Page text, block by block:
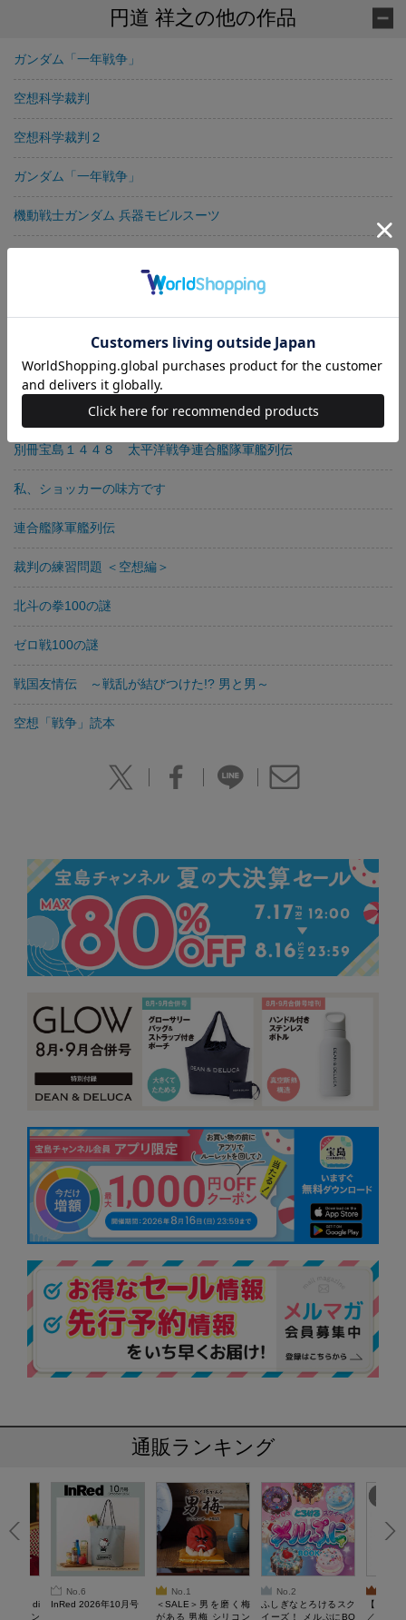
円道 祥之の他の作品
ガンダム「一年戦争」
空想科学裁判
空想科学裁判２
ガンダム「一年戦争」
機動戦士ガンダム 兵器モビルスーツ
栄光の日露戦争
最強感動本！ 北斗の拳１００の謎
別冊宝島１４４８ 太平洋戦争連合艦隊軍艦列伝
私、ショッカーの味方です
連合艦隊軍艦列伝
裁判の練習問題 ＜空想編＞
北斗の拳100の謎
ゼロ戦100の謎
戦国友情伝 ～戦乱が結びつけた!? 男と男～
空想「戦争」読本
通販ランキング
di
ティン
No.6
InRed 2026年10月号
No.1
＜SALE＞男を磨く梅
がある 男梅 シリコン
No.2
ふしぎなとろけるスク
イーズ！ メルぷにBO
【
／Lサイ